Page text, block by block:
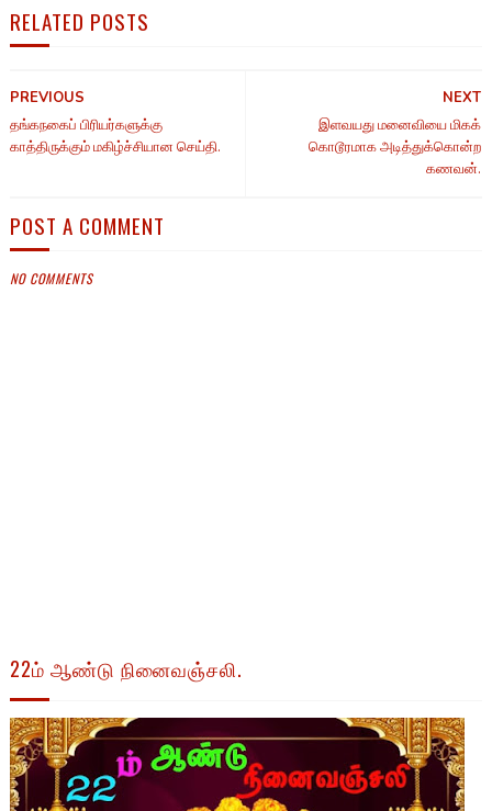
RELATED POSTS
NEXT
இளவயது மனைவியை மிகக்
கொடூரமாக அடித்துக்கொன்ற
கணவன்.
PREVIOUS
தங்கநகைப் பிரியர்களுக்கு
காத்திருக்கும் மகிழ்ச்சியான செய்தி.
POST A COMMENT
NO COMMENTS
22ம் ஆண்டு நினைவஞ்சலி.